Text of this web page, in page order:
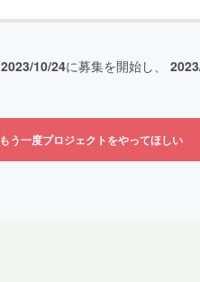
2023/10/24に募集を開始し、
もう一度プロジェクトをやってほしい